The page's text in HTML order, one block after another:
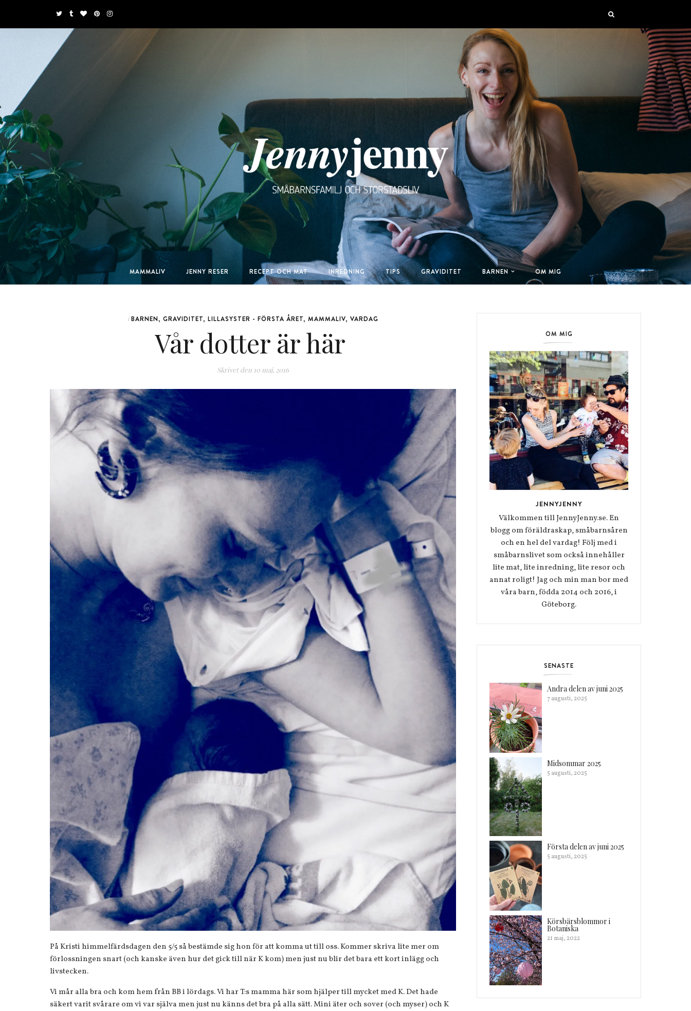
MAMMALIV JENNY RESER RECEPT OCH MAT INREDNING TIPS GRAVIDITET BARNEN OM MIG
i BARNEN, GRAVIDITET, LILLASYSTER - FÖRSTA ÅRET, MAMMALIV, VARDAG
Vår dotter är här
Skrivet den 10 maj, 2016
På Kristi himmelfärdsdagen den 5/5 så bestämde sig hon för att komma ut till oss. Kommer skriva lite mer om
förlossningen snart (och kanske även hur det gick till när K kom) men just nu blir det bara ett kort inlägg och
livstecken.
Vi mår alla bra och kom hem från BB i lördags. Vi har T:s mamma här som hjälper till mycket med K. Det hade
säkert varit svårare om vi var själva men just nu känns det bra på alla sätt. Mini äter och sover (och myser) och K
OM MIG
JENNYJENNY
Välkommen till JennyJenny.se. En
blogg om föräldraskap, småbarnsåren
och en hel del vardag! Följ med i
småbarnslivet som också innehåller
lite mat, lite inredning, lite resor och
annat roligt! Jag och min man bor med
våra barn, födda 2014 och 2016, i
Göteborg.
SENASTE
Andra delen av juni 2025
7 augusti, 2025
Midsommar 2025
5 augusti, 2025
Första delen av juni 2025
5 augusti, 2025
Körsbärsblommor i
Botaniska
21 maj, 2022